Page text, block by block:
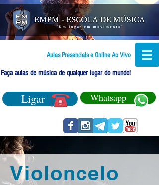
Aulas Presenciais e Online Ao Vivo
Faça aulas de música de qualquer lugar do mundo!
Ligar Whatsapp
Violoncelo